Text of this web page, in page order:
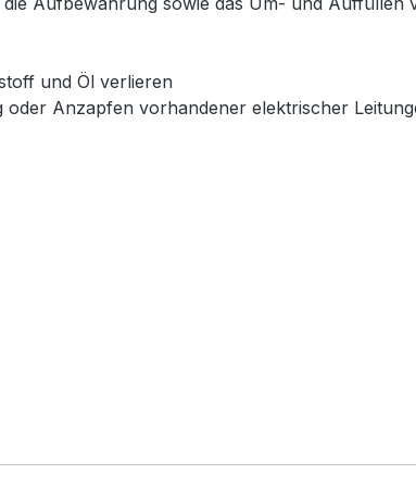
und Öl verlieren
Anzapfen vorhandener elektrischer